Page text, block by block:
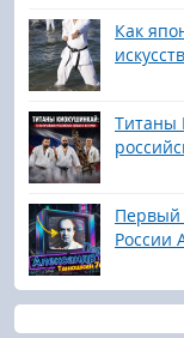
Как
Титаны
Первый
России